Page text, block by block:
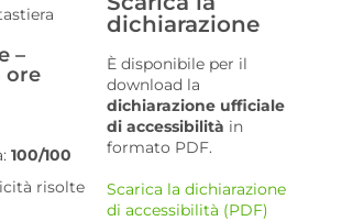
–
ore
100/100
risolte
dichiarazione
È disponibile per il
download la
dichiarazione ufficiale
di accessibilità in
formato PDF.
Scarica la dichiarazione
di accessibilità (PDF)